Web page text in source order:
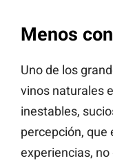
Menos
Uno de los
vinos naturales
inestables,
percepción, que
experiencias,